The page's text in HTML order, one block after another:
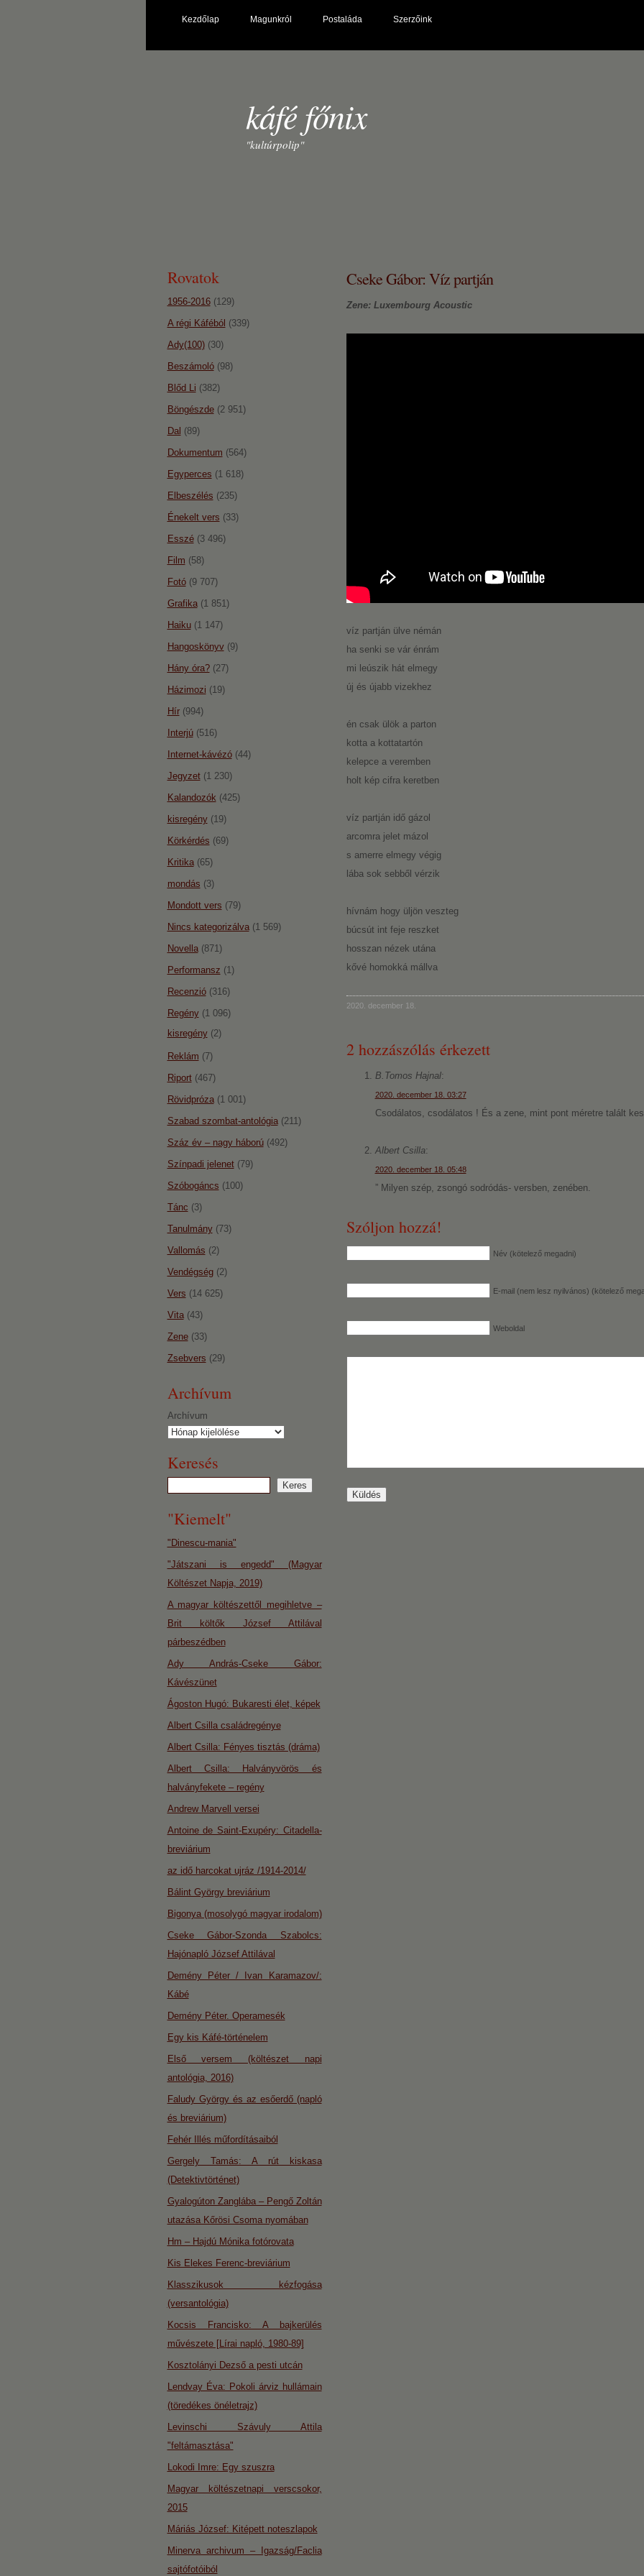
Kezdőlap Magunkról Postaláda Szerzőink
káfé főnix
"kultúrpolip"
Cseke Gábor: Víz partján
Zene: Luxembourg Acoustic
víz partján ülve némán
ha senki se vár énrám
mi leúszik hát elmegy
új és újabb vizekhez
én csak ülök a parton
kotta a kottatartón
kelepce a veremben
holt kép cifra keretben
víz partján idő gázol
arcomra jelet mázol
s amerre elmegy végig
lába sok sebből vérzik
hívnám hogy üljön veszteg
búcsút int feje reszket
hosszan nézek utána
kővé homokká mállva
2020. december 18.
2 hozzászólás érkezett
B.Tomos Hajnal:
2020. december 18. 03:27
Csodálatos, csodálatos ! És a zene, mint pont méretre talált
Albert Csilla:
2020. december 18. 05:48
” Milyen szép, zsongó sodródás- versben, zenében.
Szóljon hozzá!
Név (kötelező megadni)
E-mail (nem lesz nyilvános) (kötelező
Weboldal
Rovatok
1956-2016(129)
A régi Káféból (339)
Ady(100)(30)
Beszámoló(98)
Blőd Li (382)
Böngészde(2 951)
Dal (89)
Dokumentum (564)
Egyperces (1 618)
Elbeszélés (235)
Énekelt vers (33)
Esszé(3 496)
Film (58)
Fotó(9 707)
Grafika(1 851)
Haiku(1 147)
Hangoskönyv(9)
Hány óra?(27)
Házimozi (19)
Hír(994)
Interjú(516)
Internet-kávézó(44)
Jegyzet(1 230)
Kalandozók (425)
kisregény(19)
Körkérdés (69)
Kritika(65)
mondás (3)
Mondott vers (79)
Nincs kategorizálva(1 569)
Novella(871)
Performansz (1)
Recenzió(316)
Regény(1 096)
kisregény(2)
Reklám (7)
Riport(467)
Rövidpróza(1 001)
Szabad szombat-antológia(211)
Száz év – nagy háború(492)
Színpadi jelenet(79)
Szóbogáncs (100)
Tánc (3)
Tanulmány(73)
Vallomás (2)
Vendégség(2)
Vers (14 625)
Vita(43)
Zene(33)
Zsebvers (29)
Archívum
Archívum
Keresés
"Kiemelt"
"Dinescu-mania"
"Játszani is engedd" (Magyar
Költészet Napja, 2019)
A magyar költészettől megihletve –
Brit költők József Attilával
párbeszédben
Ady András-Cseke Gábor:
Kávészünet
Ágoston Hugó: Bukaresti élet, képek
Albert Csilla családregénye
Albert Csilla: Fényes tisztás (dráma)
Albert Csilla: Halványvörös és
halványfekete – regény
Andrew Marvell versei
Antoine de Saint-Exupéry: Citadella-
breviárium
az idő harcokat ujráz /1914-2014/
Bálint György breviárium
Bigonya (mosolygó magyar irodalom)
Cseke Gábor-Szonda Szabolcs:
Hajónapló József Attilával
Demény Péter / Ivan Karamazov/:
Kábé
Demény Péter. Operamesék
Egy kis Káfé-történelem
Első versem (költészet napi
antológia, 2016)
Faludy György és az esőerdő (napló
és breviárium)
Fehér Illés műfordításaiból
Gergely Tamás: A rút kiskasa
(Detektivtörténet)
Gyalogúton Zanglába – Pengő Zoltán
utazása Kőrösi Csoma nyomában
Hm – Hajdú Mónika fotórovata
Kis Elekes Ferenc-breviárium
Klasszikusok kézfogása
(versantológia)
Kocsis Francisko: A bajkerülés
művészete [Lírai napló, 1980-89]
Kosztolányi Dezső a pesti utcán
Lendvay Éva: Pokoli árviz hullámain
(töredékes önéletrajz)
Levinschi Szávuly Attila
"feltámasztása"
Lokodi Imre: Egy szuszra
Magyar költészetnapi verscsokor,
2015
Máriás József: Kitépett noteszlapok
Minerva archivum – Igazság/Faclia
sajtófotóiból